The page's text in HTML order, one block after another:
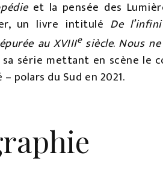
et la pensée des
un livre intitulé De
au XVIIIe siècle. Nous
série mettant en scène le
polars du Sud en 2021.